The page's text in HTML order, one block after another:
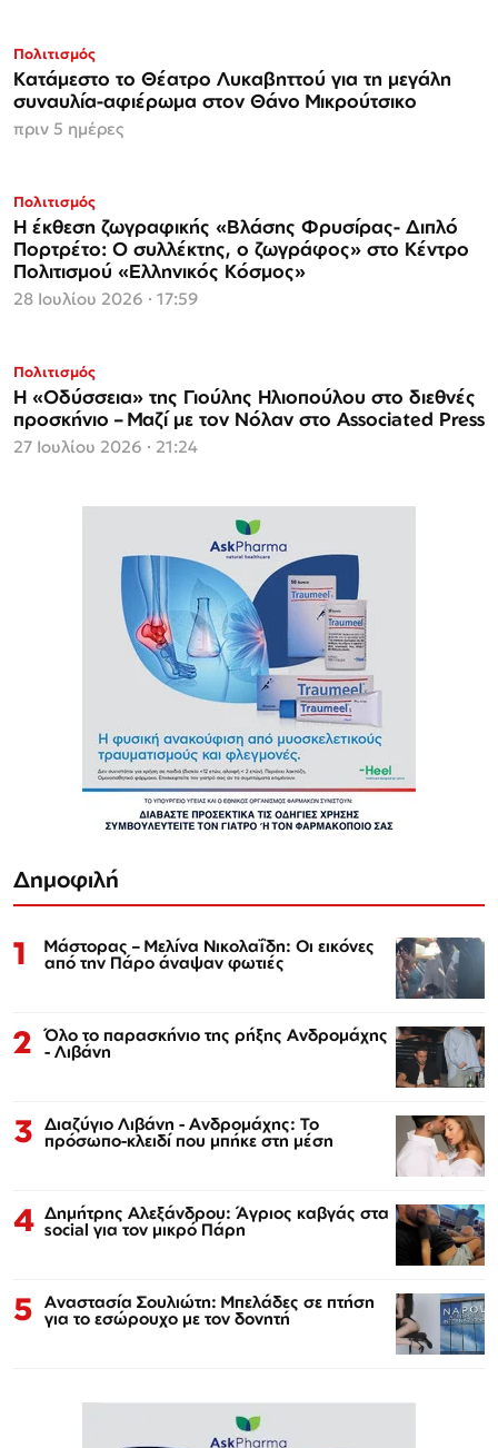
Πολιτισμός
Κατάμεστο το Θέατρο Λυκαβηττού για τη μεγάλη
συναυλία-αφιέρωμα στον Θάνο Μικρούτσικο
πριν 5 ημέρες
Πολιτισμός
Η έκθεση ζωγραφικής «Βλάσης Φρυσίρας- Διπλό
Πορτρέτο: Ο συλλέκτης, ο ζωγράφος» στο Κέντρο
Πολιτισμού «Ελληνικός Κόσμος»
28 Ιουλίου 2026 · 17:59
Πολιτισμός
Η «Οδύσσεια» της Γιούλης Ηλιοπούλου στο διεθνές
προσκήνιο – Μαζί με τον Νόλαν στο Associated Press
27 Ιουλίου 2026 · 21:24
Δημοφιλή
1 Μάστορας – Μελίνα Νικολαΐδη: Οι εικόνες
από την Πάρο άναψαν φωτιές
2 Όλο το παρασκήνιο της ρήξης Ανδρομάχης
- Λιβάνη
3 Διαζύγιο Λιβάνη - Ανδρομάχης: Το
πρόσωπο-κλειδί που μπήκε στη μέση
4 Δημήτρης Αλεξάνδρου: Άγριος καβγάς στα
social για τον μικρό Πάρη
5 Αναστασία Σουλιώτη: Μπελάδες σε πτήση
για το εσώρουχο με τον δονητή